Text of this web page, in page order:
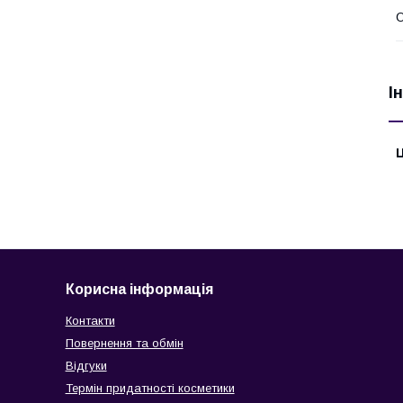
Корисна інформація
Контакти
Повернення та обмін
Відгуки
Термін придатності косметики